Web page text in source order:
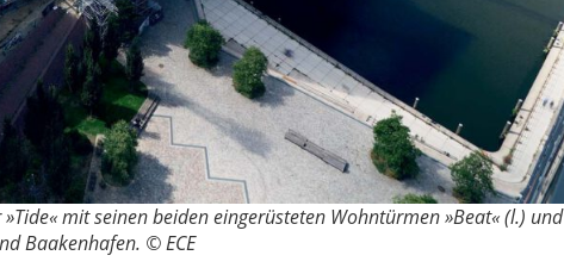
mit seinen beiden eingerüsteten Wohntürmen »Beat« (l.) und
Baakenhafen. © ECE